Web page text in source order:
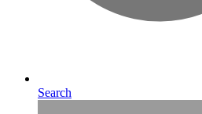
Search